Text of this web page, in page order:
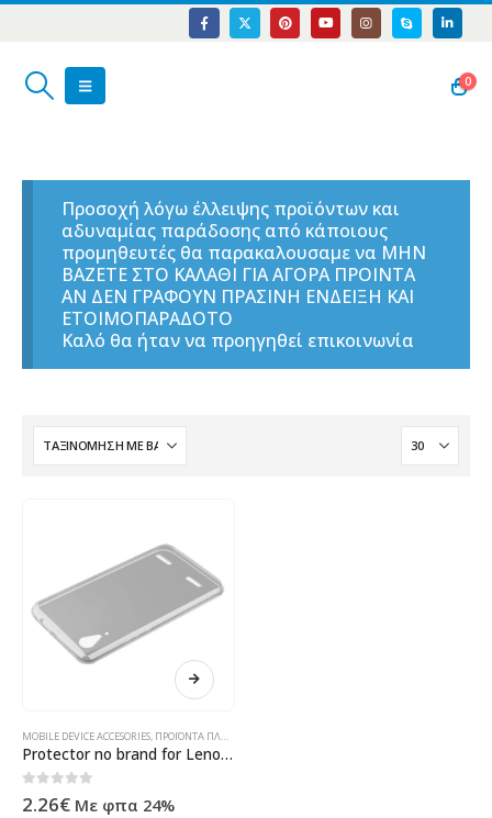
0
Προσοχή λόγω έλλειψης προϊόντων και
αδυναμίας παράδοσης από κάποιους
προμηθευτές θα παρακαλουσαμε να ΜΗΝ
ΒΑΖΕΤΕ ΣΤΟ ΚΑΛΑΘΙ ΓΙΑ ΑΓΟΡΑ ΠΡΟΙΝΤΑ
ΑΝ ΔΕΝ ΓΡΑΦΟΥΝ ΠΡΑΣΙΝΗ ΕΝΔΕΙΞΗ ΚΑΙ
ΕΤΟΙΜΟΠΑΡΑΔΟΤΟ
Καλό θα ήταν να προηγηθεί επικοινωνία
MOBILE DEVICE ACCESORIES ΠΡΟΪΌΝΤΑ ΠΛΗΡΟΦΟΡΙΚΉΣ - ΚΙΝΗΤΉΣ ΤΗΛΕΦΩΝΊΑΣ - ΗΛΕΚΤΡΟΝΙΚΆ
Protector no brand for Lenovo A7000, Plastic, Crystal clear – 51362
0out of 5
2.26€ Με φπα 24%